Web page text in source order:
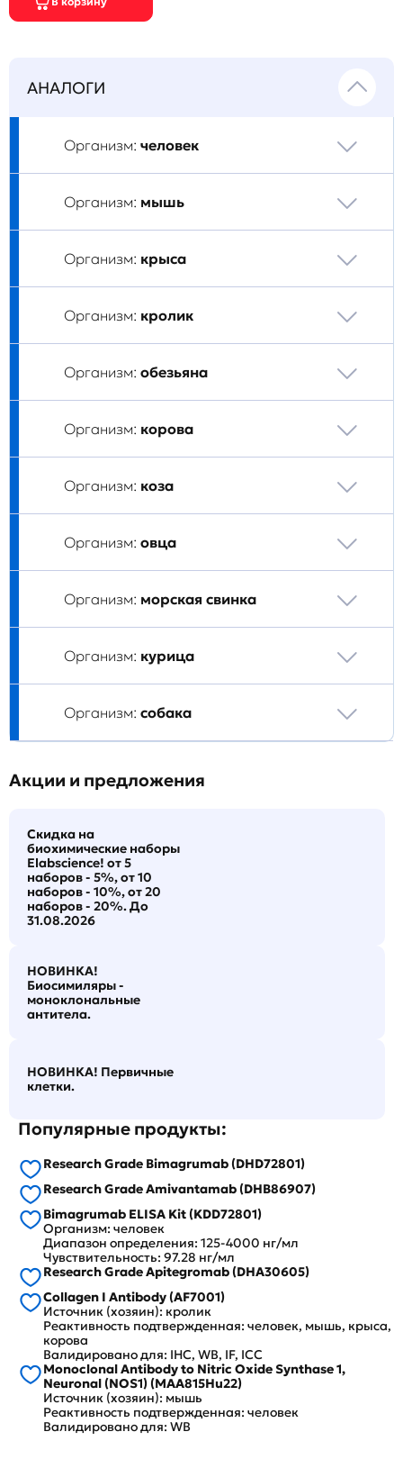
АНАЛОГИ
Организм: человек
Организм: мышь
Организм: крыса
Организм: кролик
Организм: обезьяна
Организм: корова
Организм: коза
Организм: овца
Организм: морская свинка
Организм: курица
Организм: собака
Акции и предложения
Скидка на
биохимические наборы
Elabscience! от 5
наборов - 5%, от 10
наборов - 10%, от 20
наборов - 20%. До
31.08.2026
НОВИНКА!
Биосимиляры -
моноклональные
антитела.
НОВИНКА! Первичные
клетки.
Популярные продукты:
Research Grade Bimagrumab (DHD72801)
Research Grade Amivantamab (DHB86907)
Bimagrumab ELISA Kit (KDD72801)
Организм: человек
Диапазон определения: 125-4000 нг/мл
Чувствительность: 97.28 нг/мл
Research Grade Apitegromab (DHA30605)
Collagen I Antibody (AF7001)
Источник (хозяин): кролик
Реактивность подтвержденная: человек, мышь, крыса,
корова
Валидировано для: IHC, WB, IF, ICC
Monoclonal Antibody to Nitric Oxide Synthase 1,
Neuronal (NOS1) (MAA815Hu22)
Источник (хозяин): мышь
Реактивность подтвержденная: человек
Валидировано для: WB